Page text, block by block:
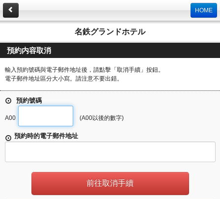
HOME
名鉄グランドホテル
預約内容取消
輸入預約號碼與電子郵件地址後，請點擊「取消手續」按鈕。
電子郵件地址區分大小寫。請注意不要出錯。
預約號碼
A00 (A00以後的數字)
預約時的電子郵件地址